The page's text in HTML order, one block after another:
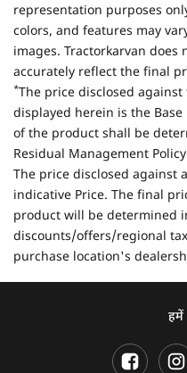
representation purposes
colors, and features may
images. Tractorkarvan
accurately reflect the final
*The price disclosed
displayed herein is the
of the product shall be
Residual Management
The price disclosed against
indicative Price. The final
product will be determined
discounts/offers/regional
purchase location's
हमें